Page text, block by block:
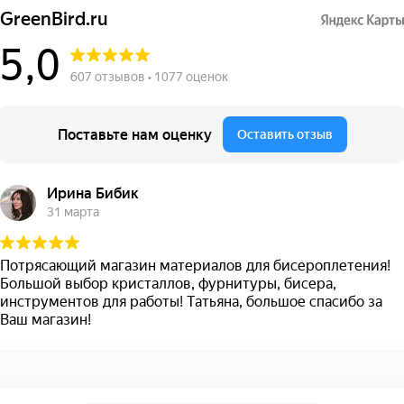
GreenBird.ru
5,0 607 отзывов • 1077 оценок
Поставьте нам оценку Оставить отзыв
Ирина Бибик
31 марта
Потрясающий магазин материалов для бисероплетения!
Большой выбор кристаллов, фурнитуры, бисера,
инструментов для работы! Татьяна, большое спасибо за
Ваш магазин!